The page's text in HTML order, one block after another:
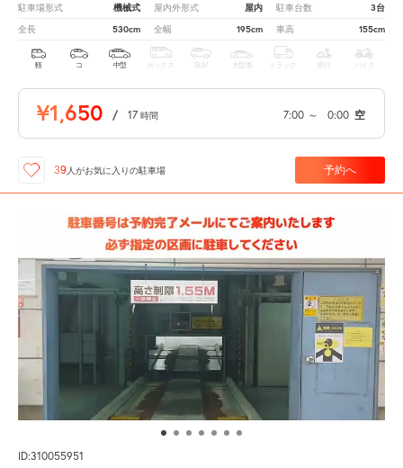
駐車場形式 機械式 屋内外形式 屋内 駐車台数 3台
全長 530cm 全幅 195cm 車高 155cm
軽 コ 中型 ボックス SUV 大型車 トラック 原付 バイク
¥1,650 / 17 時間 7:00 ～ 0:00 空
39人がお気に入りの駐車場 予約へ
ID:310055951